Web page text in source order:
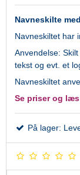
Navneskilte
Navneskiltet har
Anvendelse:
tekst og evt. et
Navneskiltet
Se priser og
På lager: